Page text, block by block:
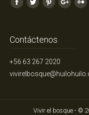
Facebook
TwitterPinterestGoogle+
Contáctenos
+56 63 267 2020
Vivir el bosque - ©